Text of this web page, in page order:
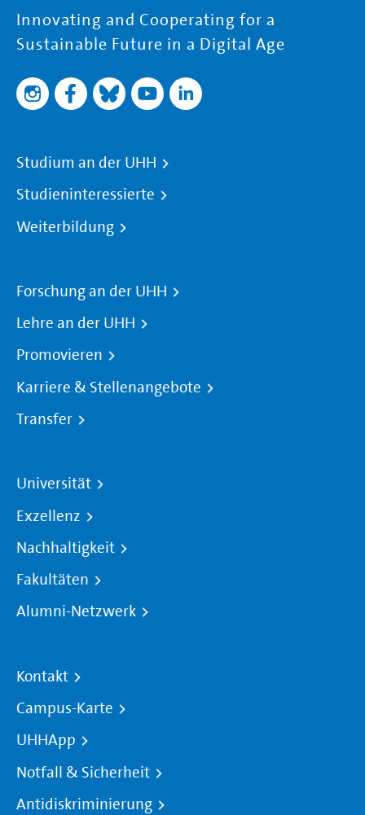
Innovating and Cooperating for a
Sustainable Future in a Digital Age
Studium an der UHH
Studieninteressierte
Weiterbildung
Forschung an der UHH
Lehre an der UHH
Promovieren
Karriere & Stellenangebote
Transfer
Universität
Exzellenz
Nachhaltigkeit
Fakultäten
Alumni-Netzwerk
Kontakt
Campus-Karte
UHHApp
Notfall & Sicherheit
Antidiskriminierung